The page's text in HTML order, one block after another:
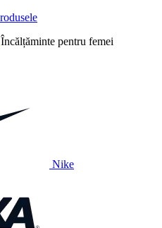
Încălțăminte pentru femei
Nike